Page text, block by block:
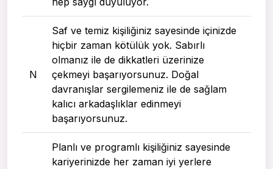
N
Saf ve temiz kişiliğiniz sayesinde içinizde
hiçbir zaman kötülük yok. Sabırlı
olmanız ile de dikkatleri üzerinize
çekmeyi başarıyorsunuz. Doğal
davranışlar sergilemeniz ile de sağlam
kalıcı arkadaşlıklar edinmeyi
başarıyorsunuz.
Planlı ve programlı kişiliğiniz sayesinde
kariyerinizde her zaman iyi yerlere